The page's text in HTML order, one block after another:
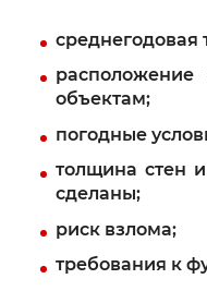
среднегодовая
объектам;
погодные
толщина стен
сделаны;
риск взлома;
требования к